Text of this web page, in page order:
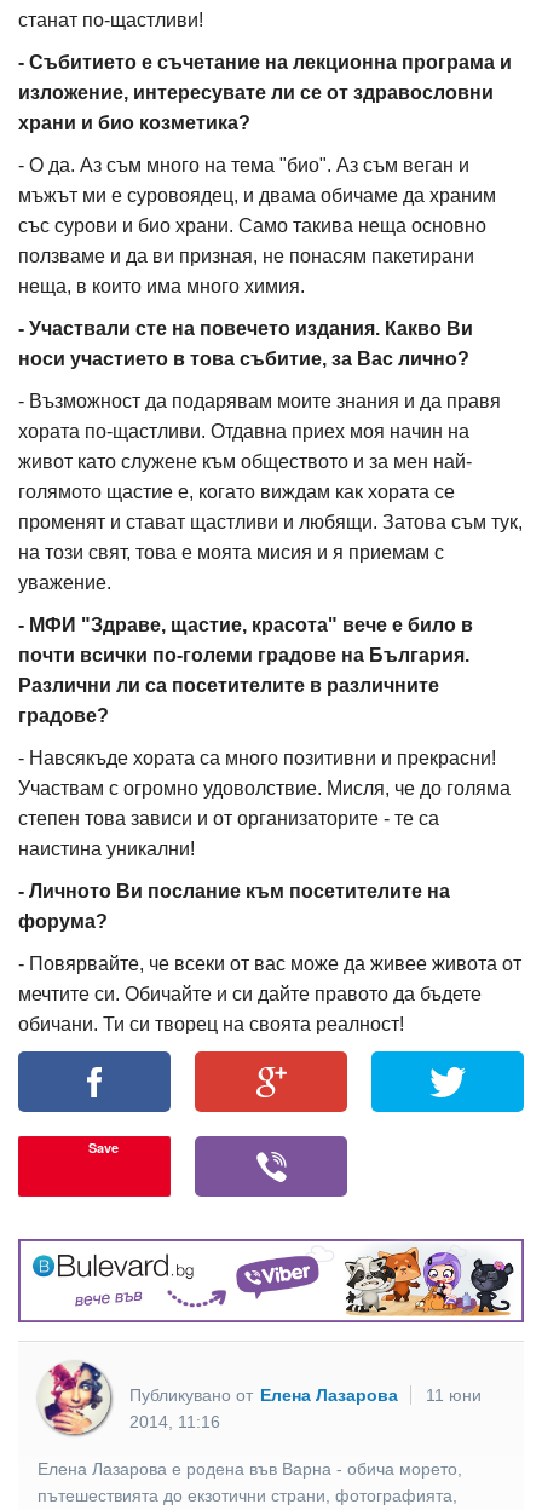
станат по-щастливи!
- Събитието e съчетание на лекционна програма и
изложение, интересувате ли се от здравословни
храни и био козметика?
- О да. Аз съм много на тема "био". Аз съм веган и
мъжът ми е суровоядец, и двама обичаме да храним
със сурови и био храни. Само такива неща основно
ползваме и да ви призная, не понасям пакетирани
неща, в които има много химия.
- Участвали сте на повечето издания. Какво Ви
носи участието в това събитие, за Вас лично?
- Възможност да подарявам моите знания и да правя
хората по-щастливи. Отдавна приех моя начин на
живот като служене към обществото и за мен най-
голямото щастие е, когато виждам как хората се
променят и стават щастливи и любящи. Затова съм тук,
на този свят, това е моята мисия и я приемам с
уважение.
- МФИ "Здраве, щастие, красота" вече е било в
почти всички по-големи градове на България.
Различни ли са посетителите в различните
градове?
- Навсякъде хората са много позитивни и прекрасни!
Участвам с огромно удоволствие. Мисля, че до голяма
степен това зависи и от организаторите - те са
наистина уникални!
- Личното Ви послание към посетителите на
форума?
- Повярвайте, че всеки от вас може да живее живота от
мечтите си. Обичайте и си дайте правото да бъдете
обичани. Ти си творец на своята реалност!
Save
Публикувано от Елена Лазарова
11 юни
2014, 11:16
Елена Лазарова е родена във Варна - обича морето,
пътешествията до екзотични страни, фотографията,